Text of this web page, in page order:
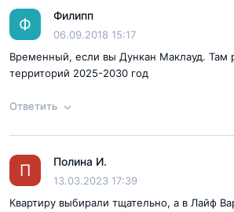
Согласен с
Отправить комментарий
Ф Филипп
06.09.2018 15:17
Временный, если вы Дункан Маклауд. Там
территорий 2025-2030 год
Ответить
Ответ на отзыв
П Полина И.
13.03.2023 17:39
Квартиру выбирали тщательно, а в Лайф